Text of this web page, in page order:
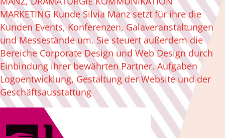
MARKETING Kunde Silvia Manz setzt für ihre die
Kunden Events, Konferenzen, Galaveranstaltungen
und Messestände um. Sie steuert außerdem die
Bereiche Corporate Design und Web Design durch
Einbindung ihrer bewährten Partner. Aufgaben
Logoentwicklung, Gestaltung der Website und der
Geschäftsausstattung